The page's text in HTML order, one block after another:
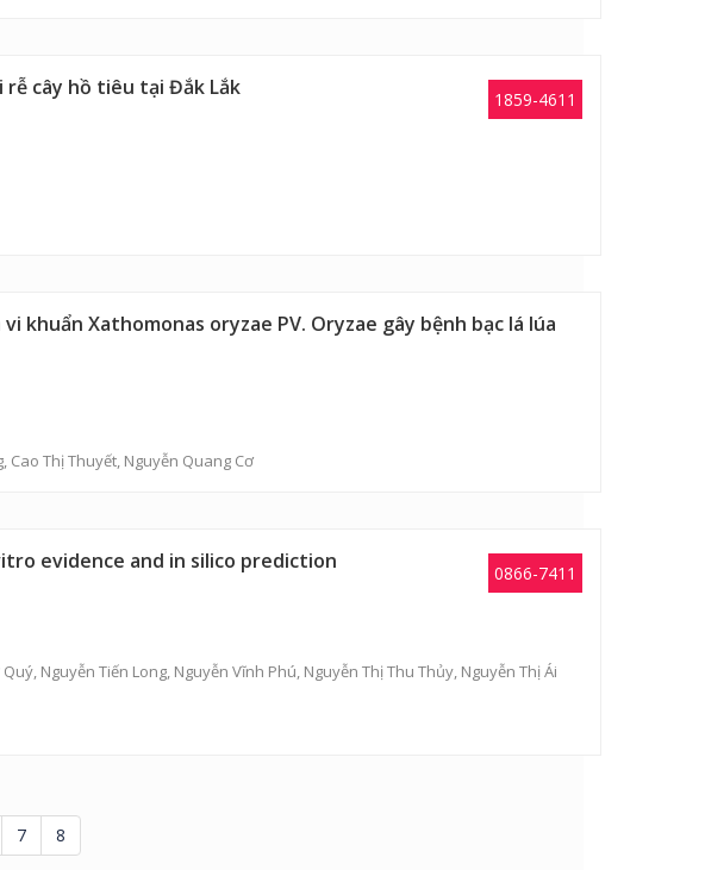
1859-4611
rễ cây hồ tiêu tại Đắk Lắk
Xathomonas oryzae PV. Oryzae gây bệnh bạc lá lúa
, Cao Thị Thuyết, Nguyễn Quang Cơ
0866-7411
evidence and in silico prediction
Nguyễn Tiến Long, Nguyễn Vĩnh Phú, Nguyễn Thị Thu Thủy, Nguyễn Thị Ái
7 8